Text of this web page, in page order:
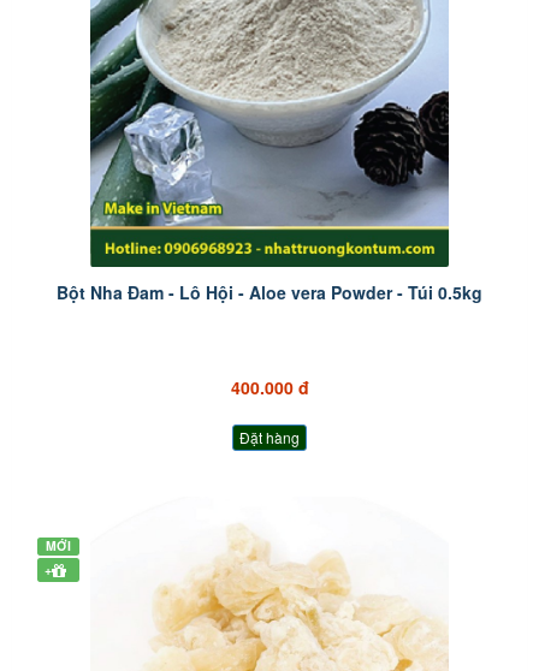
Bột Nha Đam - Lô Hội - Aloe vera Powder - Túi 0.5kg
400.000 đ
Đặt hàng
MỚI
+